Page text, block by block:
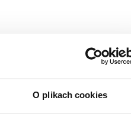
O plikach cookies